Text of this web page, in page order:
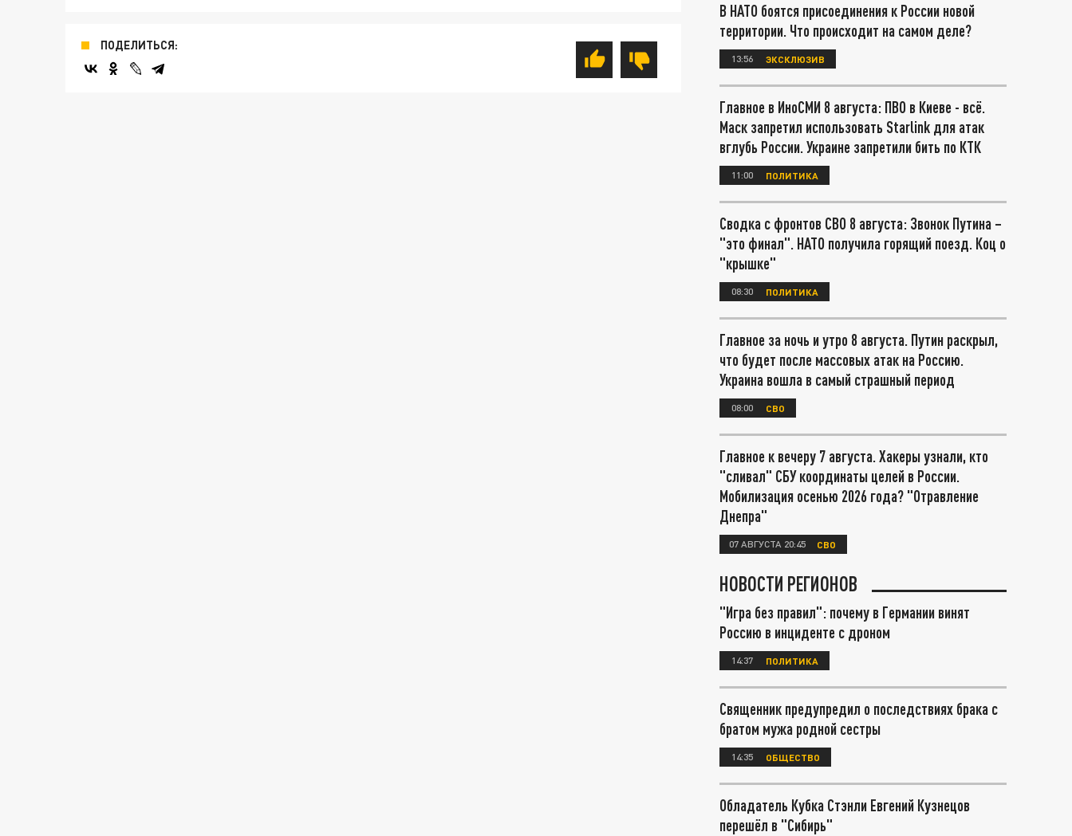
ПОДЕЛИТЬСЯ:
В НАТО боятся присоединения к России новой
территории. Что происходит на самом деле?
13:56 ЭКСКЛЮЗИВ
Главное в ИноСМИ 8 августа: ПВО в Киеве - всё.
Маск запретил использовать Starlink для атак
вглубь России. Украине запретили бить по КТК
11:00 ПОЛИТИКА
Сводка с фронтов СВО 8 августа: Звонок Путина –
"это финал". НАТО получила горящий поезд. Коц о
"крышке"
08:30 ПОЛИТИКА
Главное за ночь и утро 8 августа. Путин раскрыл,
что будет после массовых атак на Россию.
Украина вошла в самый страшный период
08:00 СВО
Главное к вечеру 7 августа. Хакеры узнали, кто
"сливал" СБУ координаты целей в России.
Мобилизация осенью 2026 года? "Отравление
Днепра"
07 АВГУСТА 20:45 СВО
НОВОСТИ РЕГИОНОВ
"Игра без правил": почему в Германии винят
Россию в инциденте с дроном
14:37 ПОЛИТИКА
Священник предупредил о последствиях брака с
братом мужа родной сестры
14:35 ОБЩЕСТВО
Обладатель Кубка Стэнли Евгений Кузнецов
перешёл в "Сибирь"